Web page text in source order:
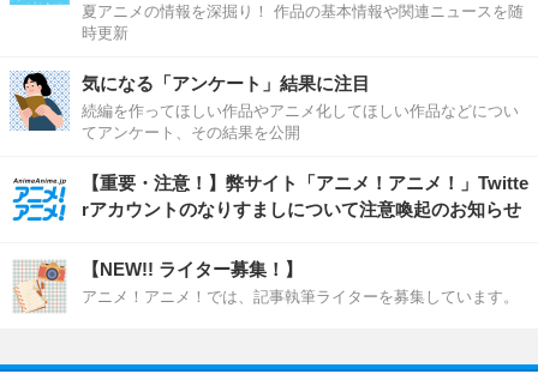
夏アニメの情報を深掘り！ 作品の基本情報や関連ニュースを随
時更新
気になる「アンケート」結果に注目
続編を作ってほしい作品やアニメ化してほしい作品などについ
てアンケート、その結果を公開
【重要・注意！】弊サイト「アニメ！アニメ！」Twitte
rアカウントのなりすましについて注意喚起のお知らせ
【NEW!! ライター募集！】
アニメ！アニメ！では、記事執筆ライターを募集しています。